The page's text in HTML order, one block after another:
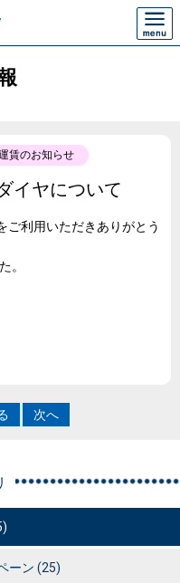
賃のお知らせ
イヤについて
ご利用いただきありがとう
。
次へ
ーン (25)